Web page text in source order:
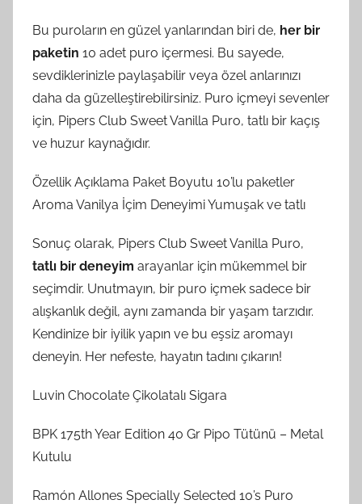
Bu puroların en güzel yanlarından biri de, her bir
paketin 10 adet puro içermesi. Bu sayede,
sevdiklerinizle paylaşabilir veya özel anlarınızı
daha da güzelleştirebilirsiniz. Puro içmeyi sevenler
için, Pipers Club Sweet Vanilla Puro, tatlı bir kaçış
ve huzur kaynağıdır.
Özellik Açıklama Paket Boyutu 10’lu paketler
Aroma Vanilya İçim Deneyimi Yumuşak ve tatlı
Sonuç olarak, Pipers Club Sweet Vanilla Puro,
tatlı bir deneyim arayanlar için mükemmel bir
seçimdir. Unutmayın, bir puro içmek sadece bir
alışkanlık değil, aynı zamanda bir yaşam tarzıdır.
Kendinize bir iyilik yapın ve bu eşsiz aromayı
deneyin. Her nefeste, hayatın tadını çıkarın!
Luvin Chocolate Çikolatalı Sigara
BPK 175th Year Edition 40 Gr Pipo Tütünü – Metal
Kutulu
Ramón Allones Specially Selected 10’s Puro